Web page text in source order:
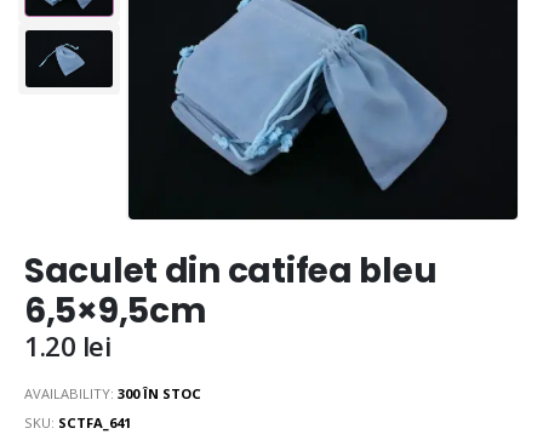
Saculet din catifea bleu
6,5×9,5cm
1.20 lei
AVAILABILITY: 300 ÎN STOC
SKU: SCTFA_641